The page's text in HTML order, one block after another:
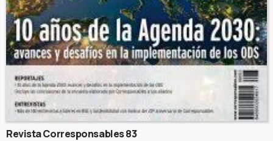
Revista Corresponsables 83